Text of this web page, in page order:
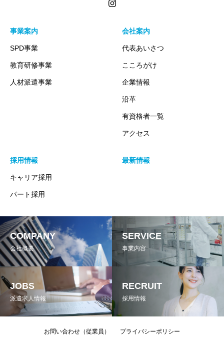
生命、身体または財産の保護のために必要な場合に、ご本人の
国または地方公共団体等がが法令の定める事務を実施協力への
必要上、お客様の同意を得ることにより当該事務の遂行に支障
を及ぼす可能性がある場合
し、ご本人からの開示・訂正・利用停止・削除等のご請求は、
ます。
改定2017年6月1日
個人情報の取り扱いについて
株式会社ナナハライズ・以下「当社」は、予め利用目的をお知
らせし、ご利用者様からの同意をいただいた上で、個人情報を
お預かりしております。
個人情報の利用目的
事業案内
SPD事業
教育研修事業
人材派遣事業
会社案内
代表あいさつ
こころがけ
企業情報
沿革
有資格者一覧
アクセス
採用情報
キャリア採用
パート採用
最新情報
COMPANY
会社概要
SERVICE
事業内容
JOBS
派遣求人情報
RECRUIT
採用情報
お問い合わせ（従業員） プライバシーポリシー